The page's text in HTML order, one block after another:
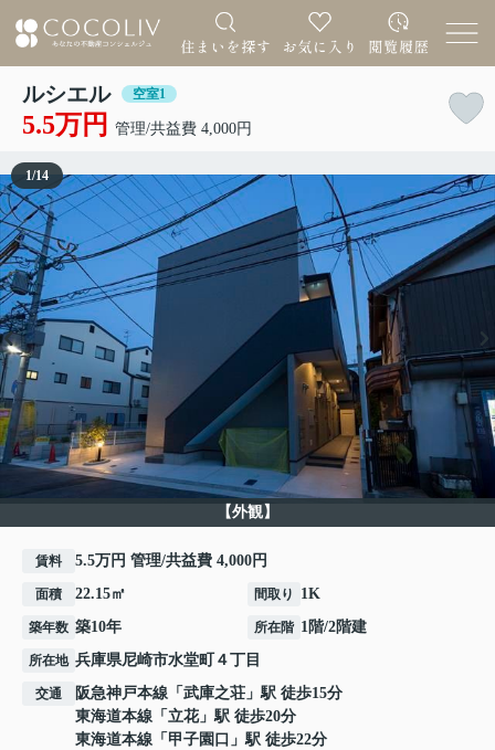
ルシエル 空室1
5.5万円 管理/共益費 4,000円
【外観】
1/14
賃料 5.5万円 管理/共益費 4,000円
面積 22.15㎡ 間取り 1K
築年数 築10年 所在階 1階/2階建
所在地 兵庫県尼崎市水堂町 ４丁目
交通 阪急神戸本線 「 武庫之荘 」駅 徒歩15分
東海道本線 「 立花」駅 徒歩20分
東海道本線 「 甲子園口 」駅 徒歩22分